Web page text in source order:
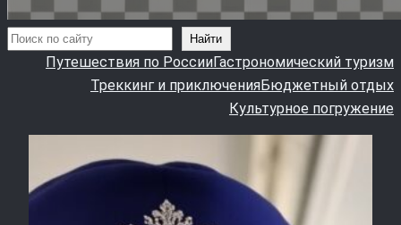
Поиск Найти
Путешествия по РоссииГастрономический туризм
Треккинг и приключенияБюджетный отдых
Культурное погружение